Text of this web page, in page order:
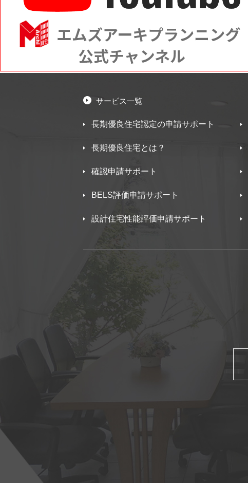
サービス一覧
長期優良住宅認定の申請サポート
長期優良住宅とは？
確認申請サポート
BELS評価申請サポート
設計住宅性能評価申請サポート